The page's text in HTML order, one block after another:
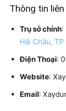
Thông tin liên
Trụ sở chính:
Hải Châu,
Điện Thoại:
Website:
Email: